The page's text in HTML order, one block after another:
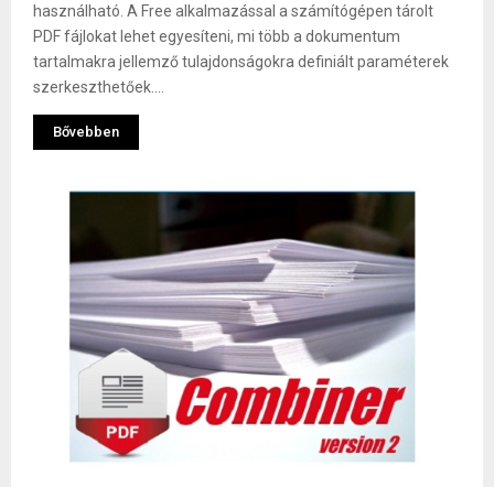
használható. A Free alkalmazással a számítógépen tárolt
PDF fájlokat lehet egyesíteni, mi több a dokumentum
tartalmakra jellemző tulajdonságokra definiált paraméterek
szerkeszthetőek....
Bővebben